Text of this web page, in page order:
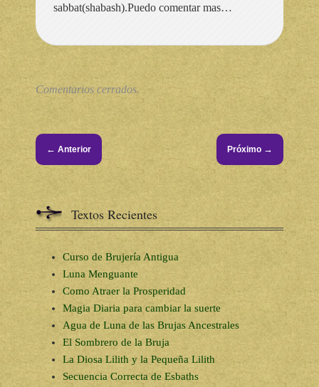
sabbat(shabash).Puedo comentar mas…
Comentarios cerrados.
← Anterior Próximo →
Textos Recientes
Curso de Brujería Antigua
Luna Menguante
Como Atraer la Prosperidad
Magia Diaria para cambiar la suerte
Agua de Luna de las Brujas Ancestrales
El Sombrero de la Bruja
La Diosa Lilith y la Pequeña Lilith
Secuencia Correcta de Esbaths